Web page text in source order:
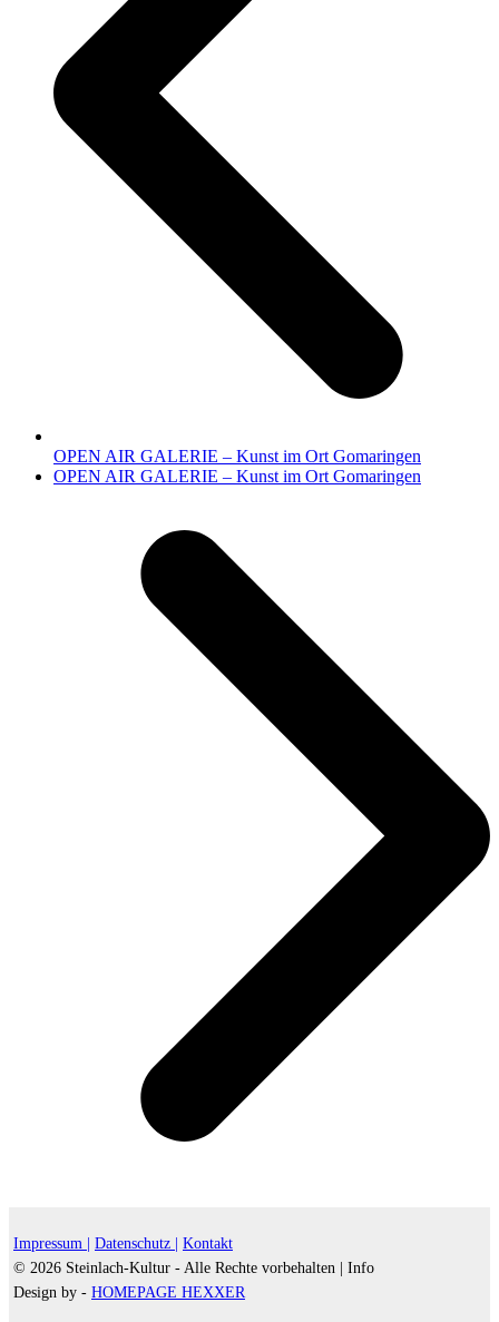
OPEN AIR GALERIE – Kunst im Ort Gomaringen
Nächster
OPEN AIR GALERIE – Kunst im Ort Gomaringen
Impressum | Datenschutz |
Kontakt
© 2026 Steinlach-Kultur - Alle Rechte vorbehalten |
Info
Design by - HOMEPAGE HEXXER